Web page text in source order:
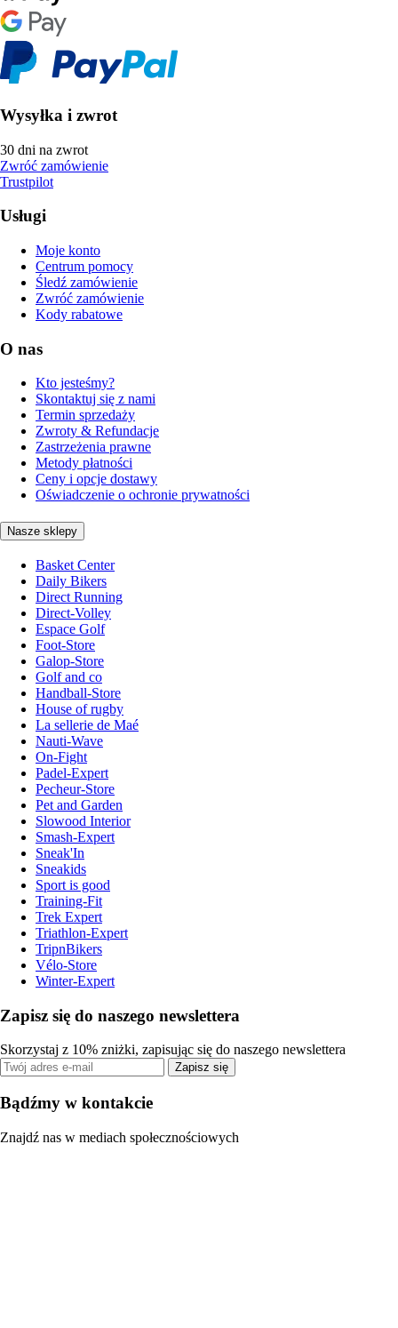
Wysyłka i zwrot
30 dni na zwrot
Zwróć zamówienie
Trustpilot
Usługi
Moje konto
Centrum pomocy
Śledź zamówienie
Zwróć zamówienie
Kody rabatowe
O nas
Kto jesteśmy?
Skontaktuj się z nami
Termin sprzedaży
Zwroty & Refundacje
Zastrzeżenia prawne
Metody płatności
Ceny i opcje dostawy
Oświadczenie o ochronie prywatności
Nasze sklepy
Basket Center
Daily Bikers
Direct Running
Direct-Volley
Espace Golf
Foot-Store
Galop-Store
Golf and co
Handball-Store
House of rugby
La sellerie de Maé
Nauti-Wave
On-Fight
Padel-Expert
Pecheur-Store
Pet and Garden
Slowood Interior
Smash-Expert
Sneak'In
Sneakids
Sport is good
Training-Fit
Trek Expert
Triathlon-Expert
TripnBikers
Vélo-Store
Winter-Expert
Zapisz się do naszego newslettera
Skorzystaj z 10% zniżki, zapisując się do naszego newslettera
Zapisz się
Bądźmy w kontakcie
Znajdź nas w mediach społecznościowych